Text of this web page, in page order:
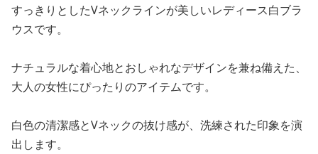
すっきりとしたVネックラインが美しいレディース白ブラ
ウスです。
ナチュラルな着心地とおしゃれなデザインを兼ね備えた、
大人の女性にぴったりのアイテムです。
白色の清潔感とVネックの抜け感が、洗練された印象を演
出します。